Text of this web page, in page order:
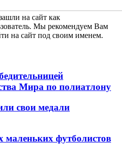
на сайт как
Мы рекомендуем Вам
на сайт под своим именем.
Мира по полиатлону
свои медали
маленьких футболистов